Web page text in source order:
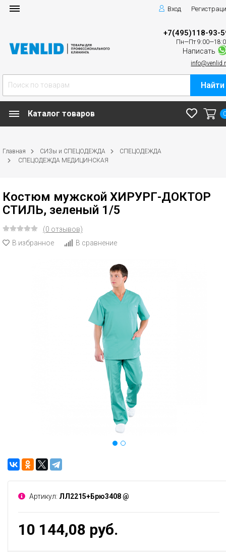
Вход
+7(495)118-93-
Пн—Пт
Написать
Найти
Каталог товаров
Главная СИЗы и СПЕЦОДЕЖДА
СПЕЦОДЕЖДА
СПЕЦОДЕЖДА МЕДИЦИНСКАЯ
Костюм мужской ХИРУРГ-ДОКТОР
СТИЛЬ, зеленый 1/5
(0 отзывов)
В избранное
В сравнение
Артикул: ЛЛ2215+Брю3408 @
10 144,08 руб.